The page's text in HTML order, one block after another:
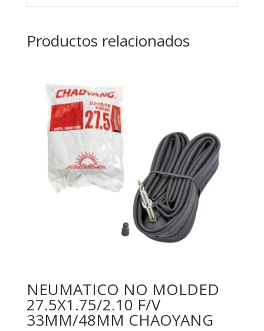
Productos relacionados
NEUMATICO NO MOLDED
27.5X1.75/2.10 F/V
33MM/48MM CHAOYANG